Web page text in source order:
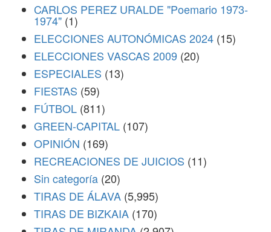
CARLOS PEREZ URALDE "Poemario 1973-
1974" (1)
ELECCIONES AUTONÓMICAS 2024 (15)
ELECCIONES VASCAS 2009 (20)
ESPECIALES (13)
FIESTAS (59)
FÚTBOL (811)
GREEN-CAPITAL (107)
OPINIÓN (169)
RECREACIONES DE JUICIOS (11)
Sin categoría (20)
TIRAS DE ÁLAVA (5,995)
TIRAS DE BIZKAIA (170)